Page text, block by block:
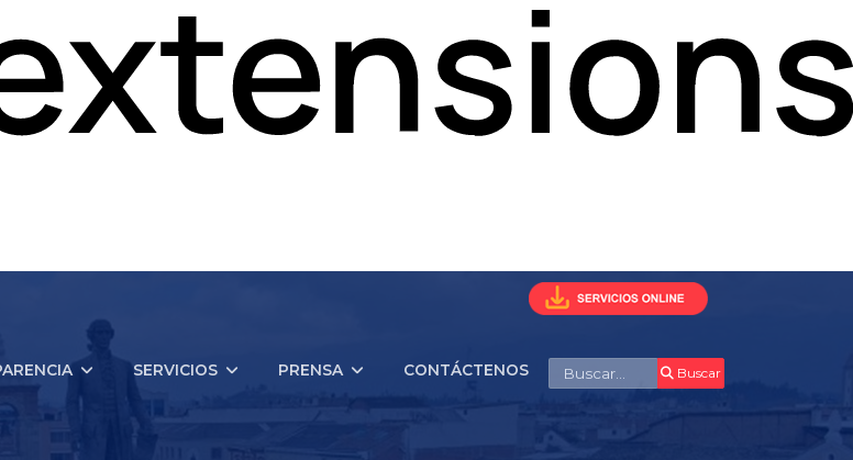
SERVICIOS PRENSA CONTÁCTENOS Buscar Buscar